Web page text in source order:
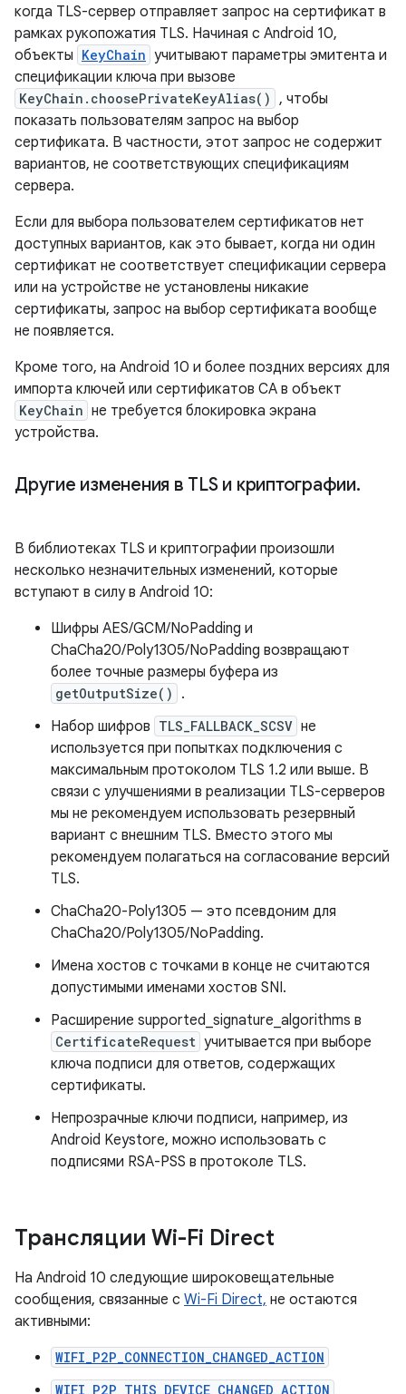
когда TLS-сервер отправляет запрос на сертификат в
рамках рукопожатия TLS. Начиная с Android 10,
объекты KeyChain учитывают параметры эмитента и
спецификации ключа при вызове
KeyChain.choosePrivateKeyAlias() , чтобы
показать пользователям запрос на выбор
сертификата. В частности, этот запрос не содержит
вариантов, не соответствующих спецификациям
сервера.
Если для выбора пользователем сертификатов нет
доступных вариантов, как это бывает, когда ни один
сертификат не соответствует спецификации сервера
или на устройстве не установлены никакие
сертификаты, запрос на выбор сертификата вообще
не появляется.
Кроме того, на Android 10 и более поздних версиях для
импорта ключей или сертификатов CA в объект
KeyChain не требуется блокировка экрана
устройства.
Другие изменения в TLS и криптографии.
В библиотеках TLS и криптографии произошли
несколько незначительных изменений, которые
вступают в силу в Android 10:
Шифры AES/GCM/NoPadding и
ChaCha20/Poly1305/NoPadding возвращают
более точные размеры буфера из
getOutputSize()
.
Набор шифров TLS_FALLBACK_SCSV не
используется при попытках подключения с
максимальным протоколом TLS 1.2 или выше. В
связи с улучшениями в реализации TLS-серверов
мы не рекомендуем использовать резервный
вариант с внешним TLS. Вместо этого мы
рекомендуем полагаться на согласование версий
TLS.
ChaCha20-Poly1305 — это псевдоним для
ChaCha20/Poly1305/NoPadding.
Имена хостов с точками в конце не считаются
допустимыми именами хостов SNI.
Расширение supported_signature_algorithms в
CertificateRequest учитывается при выборе
ключа подписи для ответов, содержащих
сертификаты.
Непрозрачные ключи подписи, например, из
Android Keystore, можно использовать с
подписями RSA-PSS в протоколе TLS.
Трансляции Wi-Fi Direct
На Android 10 следующие широковещательные
сообщения, связанные с Wi-Fi Direct, не остаются
активными:
WIFI_P2P_CONNECTION_CHANGED_ACTION
WIFI_P2P_THIS_DEVICE_CHANGED_ACTION